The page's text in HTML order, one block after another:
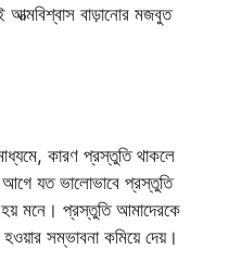
বাড়ানোর মজবুত
কারণ প্রস্তুতি থাকলে
যত ভালোভাবে প্রস্তুতি
হয় মনে। প্রস্তুতি আমাদেরকে
সম্ভাবনা কমিয়ে দেয়।